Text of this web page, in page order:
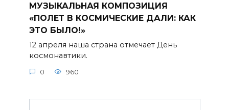
МУЗЫКАЛЬНАЯ КОМПОЗИЦИЯ
«ПОЛЕТ В КОСМИЧЕСКИЕ ДАЛИ: КАК
ЭТО БЫЛО!»
12 апреля наша страна отмечает День
космонавтики.
0 960